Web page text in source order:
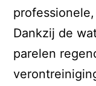
Dankzij de
parelen